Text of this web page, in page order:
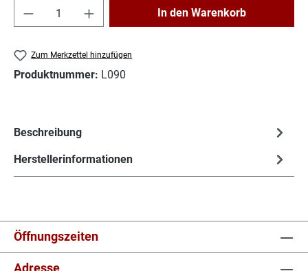
Produkt Anzahl: Gib den gewünschten
In den Warenkorb
Zum Merkzettel hinzufügen
Produktnummer: L090
Beschreibung
Herstellerinformationen
Öffnungszeiten